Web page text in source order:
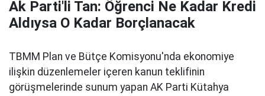
Ak Parti'li Tan: Öğrenci Ne Kadar Kredi
Aldıysa O Kadar Borçlanacak
TBMM Plan ve Bütçe Komisyonu'nda ekonomiye
ilişkin düzenlemeler içeren kanun teklifinin
görüşmelerinde sunum yapan AK Parti Kütahya